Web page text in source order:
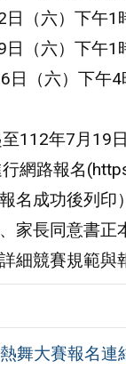
（六）下午1
（六）下午1
（六）下午4
112年7月19日
網路報名
名成功後列
家長同意書
細競賽規範與
舞大賽報名連